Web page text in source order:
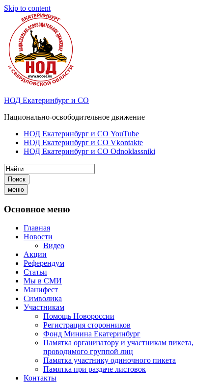
Skip to content
НОД Екатеринбург и СО
Национально-освободительное движение
НОД Екатеринбург и СО YouTube
НОД Екатеринбург и СО Vkontakte
НОД Екатеринбург и СО Odnoklassniki
Поиск
меню
Основное меню
Главная
Новости
Видео
Акции
Референдум
Статьи
Мы в СМИ
Манифест
Символика
Участникам
Помощь Новороссии
Регистрация сторонников
Фонд Минина Екатеринбург
Памятка организатору и участникам пикета,
проводимого группой лиц
Памятка участнику одиночного пикета
Памятка при раздаче листовок
Контакты